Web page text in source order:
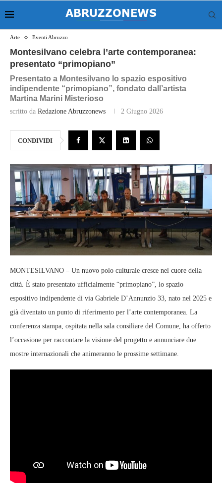
Arte Eventi Abruzzo
Montesilvano celebra l’arte contemporanea:
presentato “primopiano”
Presentato a Montesilvano lo spazio espositivo
indipendente “primopiano”, fondato dall’artista
Martina Marini Misterioso
scritto da Redazione Abruzzonews 2 Giugno 2026
CONDIVIDI
MONTESILVANO – Un nuovo polo culturale cresce nel cuore della
città. È stato presentato ufficialmente “primopiano”, lo spazio
espositivo indipendente di via Gabriele D’Annunzio 33, nato nel 2025 e
già diventato un punto di riferimento per l’arte contemporanea. La
conferenza stampa, ospitata nella sala consiliare del Comune, ha offerto
l’occasione per raccontare la visione del progetto e annunciare due
mostre internazionali che animeranno le prossime settimane.